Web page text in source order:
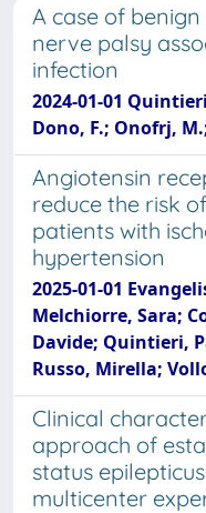
A case of
nerve palsy
infection
2024-01-01
Dono, F.; Onofrj,
Angiotensin
reduce the risk
patients with
hypertension
2025-01-01
Melchiorre, Sara;
Davide; Quintieri,
Russo, Mirella;
Clinical
approach of
status
multicenter